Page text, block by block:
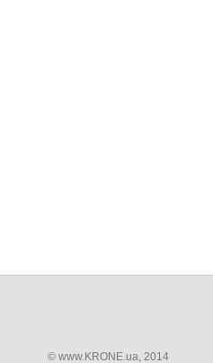
© www.KRONE.ua, 2014